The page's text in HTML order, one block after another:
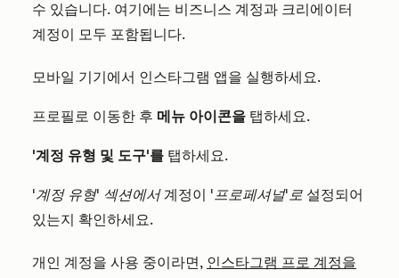
수 있습니다. 여기에는 비즈니스 계정과 크리에이터
계정이 모두 포함됩니다.
모바일 기기에서 인스타그램 앱을 실행하세요.
프로필로 이동한 후 메뉴 아이콘을 탭하세요.
'계정 유형 및 도구'를 탭하세요.
'계정 유형' 섹션에서 계정이 '프로페셔널'로 설정되어
있는지 확인하세요.
개인 계정을 사용 중이라면, 인스타그램 프로 계정을